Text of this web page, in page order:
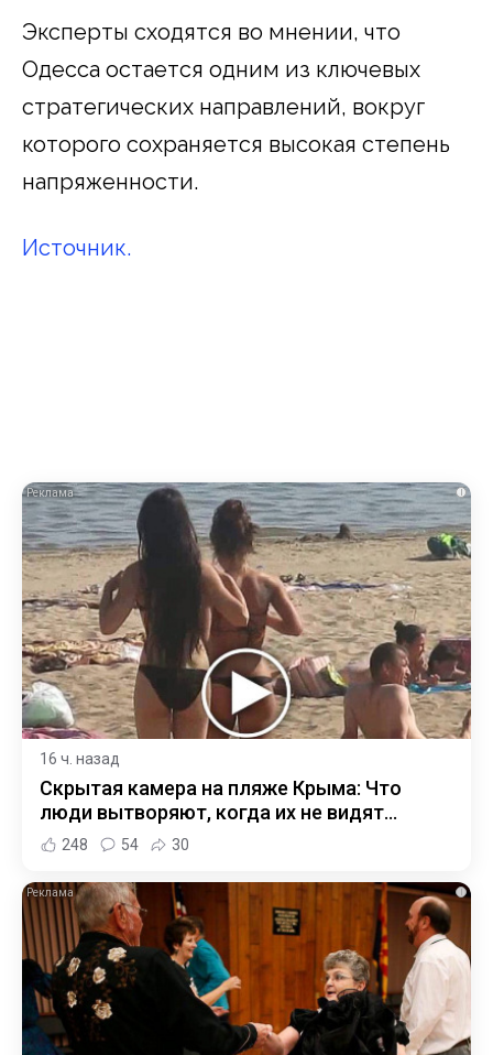
Эксперты сходятся во мнении, что
Одесса остается одним из ключевых
стратегических направлений, вокруг
которого сохраняется высокая степень
напряженности.
Источник.
i
16 ч. назад
Скрытая камера на пляже Крыма: Что
люди вытворяют, когда их не видят...
248 54 30
i